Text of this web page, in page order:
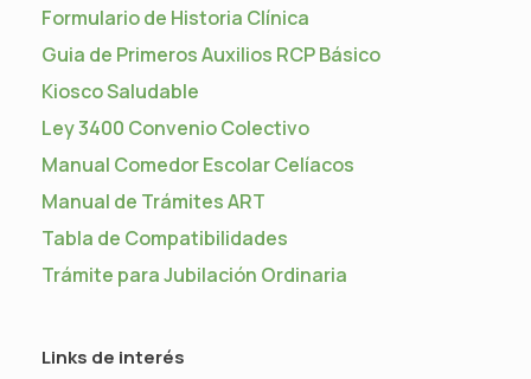
Formulario de Historia Clínica
Guia de Primeros Auxilios RCP Básico
Kiosco Saludable
Ley 3400 Convenio Colectivo
Manual Comedor Escolar Celíacos
Manual de Trámites ART
Tabla de Compatibilidades
Trámite para Jubilación Ordinaria
Links de interés